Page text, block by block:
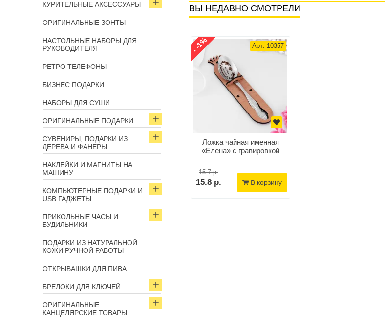
КУРИТЕЛЬНЫЕ АКСЕССУАРЫ
ОРИГИНАЛЬНЫЕ ЗОНТЫ
НАСТОЛЬНЫЕ НАБОРЫ ДЛЯ
РУКОВОДИТЕЛЯ
РЕТРО ТЕЛЕФОНЫ
БИЗНЕС ПОДАРКИ
НАБОРЫ ДЛЯ СУШИ
ОРИГИНАЛЬНЫЕ ПОДАРКИ
СУВЕНИРЫ, ПОДАРКИ ИЗ
ДЕРЕВА И ФАНЕРЫ
НАКЛЕЙКИ И МАГНИТЫ НА
МАШИНУ
КОМПЬЮТЕРНЫЕ ПОДАРКИ И
USB ГАДЖЕТЫ
ПРИКОЛЬНЫЕ ЧАСЫ И
БУДИЛЬНИКИ
ПОДАРКИ ИЗ НАТУРАЛЬНОЙ
КОЖИ РУЧНОЙ РАБОТЫ
ОТКРЫВАШКИ ДЛЯ ПИВА
БРЕЛОКИ ДЛЯ КЛЮЧЕЙ
ОРИГИНАЛЬНЫЕ
КАНЦЕЛЯРСКИЕ ТОВАРЫ
ВЫ НЕДАВНО СМОТРЕЛИ
Арт: 10357
Ложка чайная именная
«Елена» с гравировкой
15.7 р.
15.8 р.
- -1%
В корзину